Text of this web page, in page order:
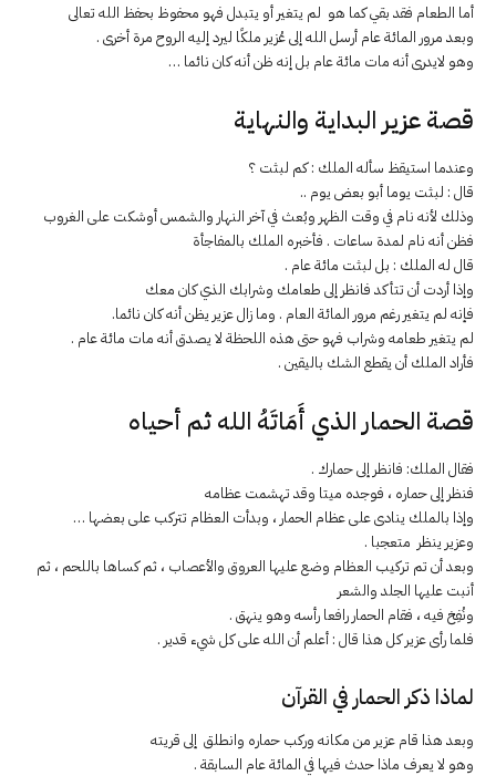
أما الطعام فقد بقي كما هو لم يتغير أو يتبدل فهو محفوظ بحفظ الله تعالى
وبعد مرور المائة عام أرسل الله إلى عُزير ملكًا ليرد إليه الروح مرة أخرى .
وهو لايدرى أنه مات مائة عام بل إنه ظن أنه كان نائما …
قصة عزير البداية والنهاية
وعندما استيقظ سأله الملك : كم لبثت ؟
قال : لبثت يوما أبو بعض يوم ..
وذلك لأنه نام في وقت الظهر وبُعث في آخر النهار والشمس أوشكت على الغروب
فظن أنه نام لمدة ساعات . فأخبره الملك بالمفاجأة
قال له الملك : بل لبثت مائة عام .
وإذا أردت أن تتأكد فانظر إلى طعامك وشرابك الذي كان معك
فإنه لم يتغير رغم مرور المائة العام . وما زال عزير يظن أنه كان نائما.
لم يتغير طعامه وشراب فهو حتى هذه اللحظة لا يصدق أنه مات مائة عام .
فأراد الملك أن يقطع الشك باليقين .
قصة الحمار الذي أَمَاتَهُ الله ثم أحياه
فقال الملك: فانظر إلى حمارك .
فنظر إلى حماره ، فوجده ميتا وقد تهشمت عظامه
وإذا بالملك ينادى على عظام الحمار ، وبدأت العظام تتركب على بعضها …
وعزير ينظر متعجبا .
وبعد أن تم تركيب العظام وضع عليها العروق والأعصاب ، ثم كساها باللحم ، ثم
أنبت عليها الجلد والشعر
ونُفِخ فيه ، فقام الحمار رافعا رأسه وهو ينهق .
فلما رأى عزير كل هذا قال : أعلم أن الله على كل شيء قدير .
لماذا ذكر الحمار في القرآن
وبعد هذا قام عزير من مكانه وركب حماره وانطلق إلى قريته
وهو لا يعرف ماذا حدث فيها في المائة عام السابقة .